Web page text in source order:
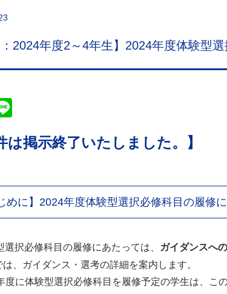
：2024年度2～4年生】2024年度体験型
は掲示終了いたしました。】
めに】2024年度体験型選択必修科目の履修
選択必修科目の履修にあたっては、 ガイダンスへ
、ガイダンス・選考の詳細を案内します。
に体験型選択必修科目を履修予定の学生は、こ